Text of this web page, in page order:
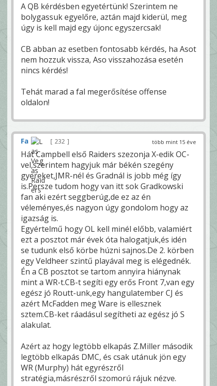
A QB kérdésben egyetértünk! Szerintem ne
bolygassuk egyelőre, aztán majd kiderül, meg
úgy is kell majd egy újonc egyszercsak!
CB abban az esetben fontosabb kérdés, ha Asot
nem hozzuk vissza, Aso visszahozása esetén
nincs kérdés!
Tehát marad a fal megerősítése offense
oldalon!
több mint 15 éve
Fa 232
Hát Campbell első Raiders szezonja X-edik OC-
vel,szerintem hagyjuk már békén szegény
gyereket,JMR-nél és Gradnál is jobb még így
is.Persze tudom hogy van itt sok Gradkowski
fan aki ezért seggberúg,de ez az én
véleményes,és nagyon úgy gondolom hogy az
igazság is.
Egyértelmű hogy OL kell minél előbb, valamiért
ezt a posztot már évek óta halogatjuk,és idén
se tudunk első körbe húzni sajnos.De 2. körben
egy Veldheer szintű playával meg is elégednék.
Én a CB posztot se tartom annyira hiánynak
mint a WR-t.CB-t segíti egy erős Front 7,van egy
egész jó Routt-unk,egy hangulatember CJ és
azért McFadden meg Ware is ellesznek
sztem.CB-ket ráadásul segítheti az egész jó S
alakulat.
Azért az hogy legtöbb elkapás Z.Miller második
legtöbb elkapás DMC, és csak utánuk jön egy
WR (Murphy) hát egyrészről
stratégia,másrészről szomorú rájuk nézve.